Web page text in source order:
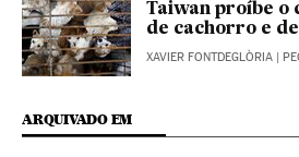
Taiwan proíbe o
de cachorro e
XAVIER FONTDEGLÒRIA |
ARQUIVADO EM